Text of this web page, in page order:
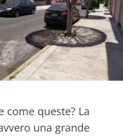
come queste? La
una grande